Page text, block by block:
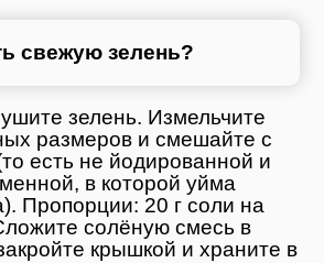
свежую зелень?
зелень. Измельчите
размеров и смешайте с
есть не йодированной и
в которой уйма
Пропорции: 20 г соли на
солёную смесь в
крышкой и храните в